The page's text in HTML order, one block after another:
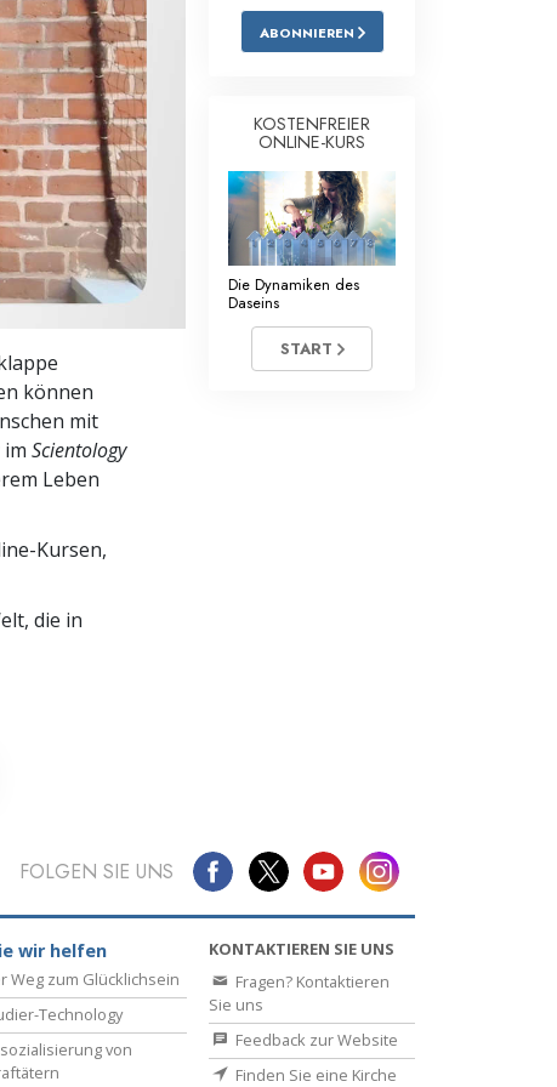
Antworten auf das Drogenproblem
Kinder
Werkzeuge für den Arbeitsplatz
Ethik und die Zustände
Die Ursache von Unterdrückung
Ermittlungen
Grundlagen des Organisierens
können
mit
im Scientology
Leben
Kursen,
die in
ABONNIEREN
KOSTENFREIER
ONLINE-KURS
Die Dynamiken des
Daseins
START
FOLGEN SIE UNS
wir helfen
Weg zum Glücklichsein
Technology
von
KONTAKTIEREN SIE UNS
Fragen? Kontaktieren
Sie uns
Feedback zur Website
Finden Sie eine Kirche